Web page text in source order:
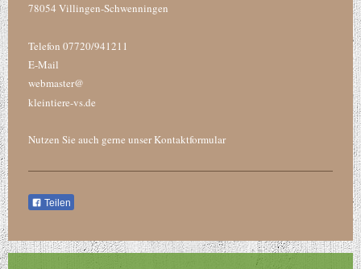
78054 Villingen-Schwenningen
Telefon 07720/941211
E-Mail
webmaster@
kleintiere-vs.de
Nutzen Sie auch gerne unser Kontaktformular
Teilen